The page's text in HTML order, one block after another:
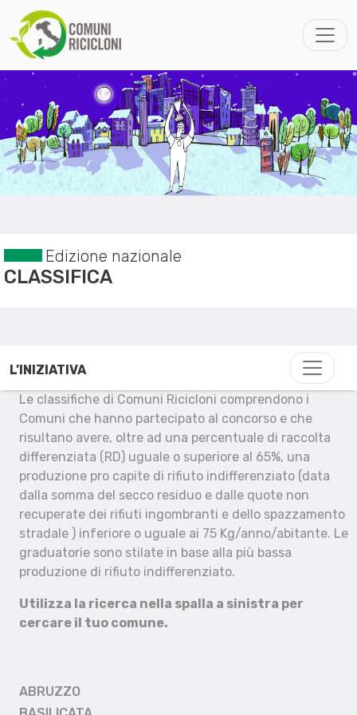
Edizione nazionale
CLASSIFICA
L’INIZIATIVA
Le classifiche di Comuni Ricicloni comprendono i
Comuni che hanno partecipato al concorso e che
risultano avere, oltre ad una percentuale di raccolta
differenziata (RD) uguale o superiore al 65%, una
produzione pro capite di rifiuto indifferenziato (data
dalla somma del secco residuo e dalle quote non
recuperate dei rifiuti ingombranti e dello spazzamento
stradale ) inferiore o uguale ai 75 Kg/anno/abitante. Le
graduatorie sono stilate in base alla più bassa
produzione di rifiuto indifferenziato.
Utilizza la ricerca nella spalla a sinistra per
cercare il tuo comune.
ABRUZZO